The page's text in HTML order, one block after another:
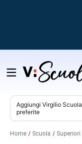
Salta
contenuto
Aggiungi Virgilio Scuola
preferite
Home Scuola Superiori